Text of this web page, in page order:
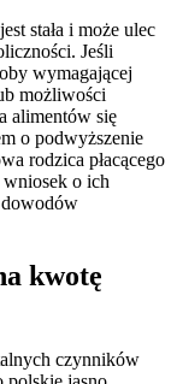
stała i może ulec
Jeśli
wymagającej
możliwości
alimentów się
o podwyższenie
rodzica płacącego
wniosek o ich
dowodów
kwotę
czynników